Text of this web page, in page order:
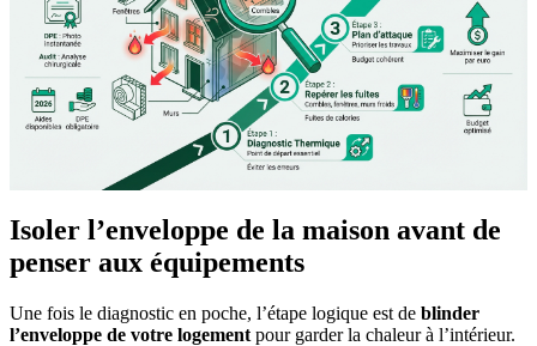
Isoler l’enveloppe de la maison avant de
penser aux équipements
Une fois le diagnostic en poche, l’étape logique est de blinder
l’enveloppe de votre logement pour garder la chaleur à l’intérieur.